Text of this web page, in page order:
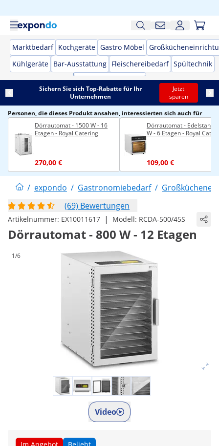
Marktbedarf Kochgeräte Gastro Möbel
Kühlgeräte Bar-Ausstattung Fleischereibedarf Spültechnik
Sichern Sie sich Top-Rabatte für Ihr
Unternehmen
Jetzt
sparen
Personen, die dieses Produkt ansahen, interessierten sich auch für
Dörrautomat - 1500 W - 16
Etagen - Royal Catering
270,00 €
Dörrautomat - Edelstahl -
W - 6 Etagen - Royal
109,00 €
/ expondo / Gastronomiebedarf /
(69) Bewertungen
Artikelnummer: EX10011617 | Modell: RCDA-500/45S
Dörrautomat - 800 W - 12 Etagen
1/6
Video